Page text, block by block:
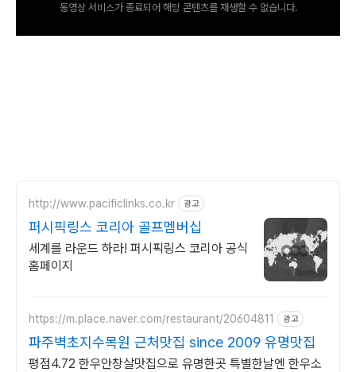
동영상 서비스가 종료되어 해당 콘텐츠를 재생할 수 없습니다.
http://www.pacificlinks.co.kr 광고
퍼시픽링스 코리아 골프멤버십
세계를 라운드 하라! 퍼시픽링스 코리아 공식
홈페이지
https://m.place.naver.com/restaurant/20604811 광고
파주벽초지수목원 근처맛집 since 2009 유명맛집
평점4.72 한우안창살맛집으로 유명한곳 특별한날엔 한우소